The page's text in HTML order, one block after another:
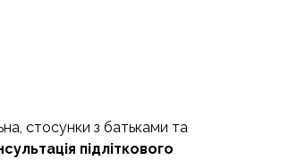
стосунки з батьками та
підліткового